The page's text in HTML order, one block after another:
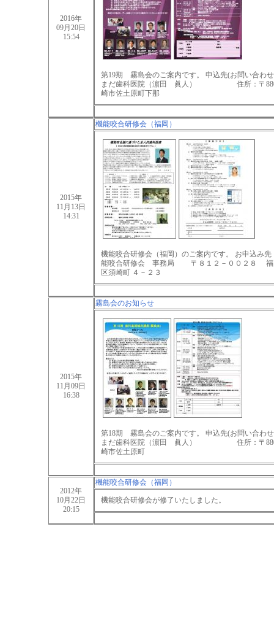
2016年
09月20日
15:54
第19期 霧島会のご案内です。 申込先(お問い合
まだ歯科医院（濵田 眞人） 住所：〒
崎市佐土原町下那
2015年
11月13日
14:31
機能咬合研修会（福岡）
機能咬合研修会（福岡）のご案内です。 お申込
能咬合研修会 事務局 〒８１２－００２８ 福
区須崎町 ４－２３
2015年
11月09日
16:38
霧島会のお知らせ
第18期 霧島会のご案内です。 申込先(お問い合
まだ歯科医院（濵田 眞人） 住所：〒
崎市佐土原町
2012年
10月22日
20:15
機能咬合研修会（福岡）
機能咬合研修会が修了いたしました。